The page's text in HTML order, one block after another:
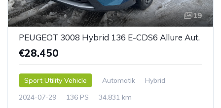
19
PEUGEOT 3008 Hybrid 136 E-CDS6 Allure Aut.
€28.450
Sport Utility Vehicle Automatik
Hybrid
2024-07-29
136 PS 34.831 km